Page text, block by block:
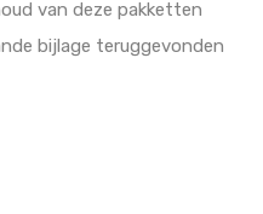
van deze pakketten
bijlage teruggevonden